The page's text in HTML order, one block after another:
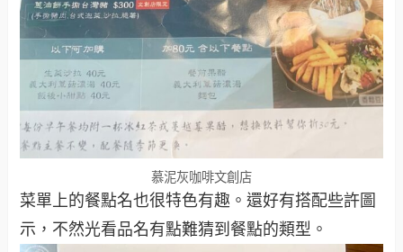
慕泥灰咖啡文創店
菜單上的餐點名也很特色有趣。還好有搭配些許圖
示，不然光看品名有點難猜到餐點的類型。